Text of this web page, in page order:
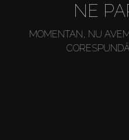
NE
MOMENTAN, NU